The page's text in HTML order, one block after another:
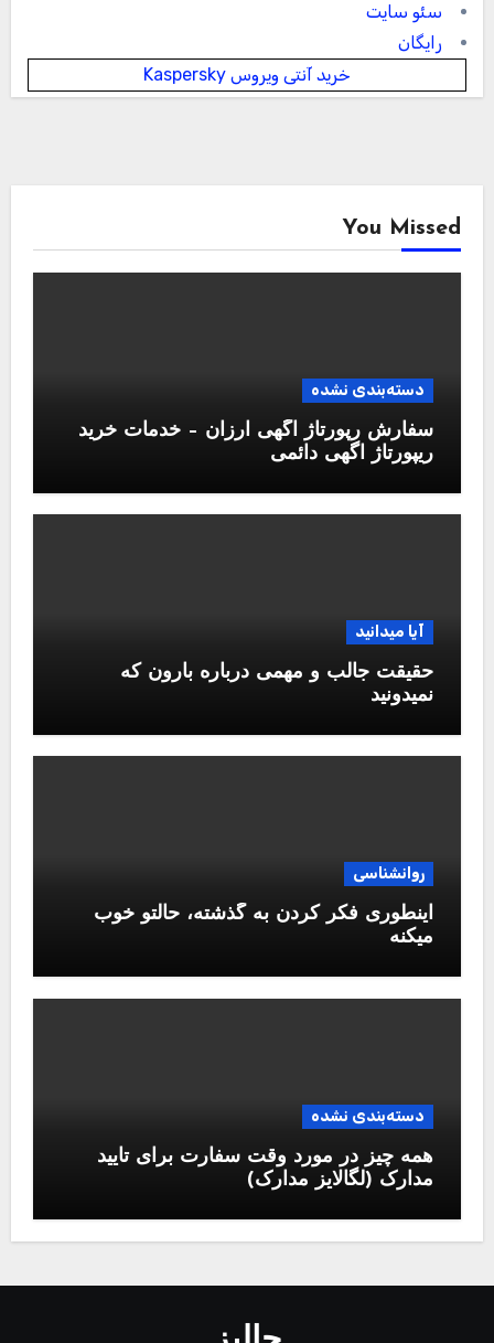
سئو سایت
رایگان
خرید آنتی ویروس Kaspersky
You Missed
دسته‌بندی نشده
سفارش رپورتاژ آگهی ارزان – خدمات خرید
ریپورتاژ اگهی دائمی
آیا میدانید
حقیقت جالب و مهمی درباره بارون که
نمیدونید
روانشناسی
اینطوری فکر کردن به گذشته، حالتو خوب
میکنه
دسته‌بندی نشده
همه چیز در مورد وقت سفارت برای تایید
مدارک (لگالایز مدارک)